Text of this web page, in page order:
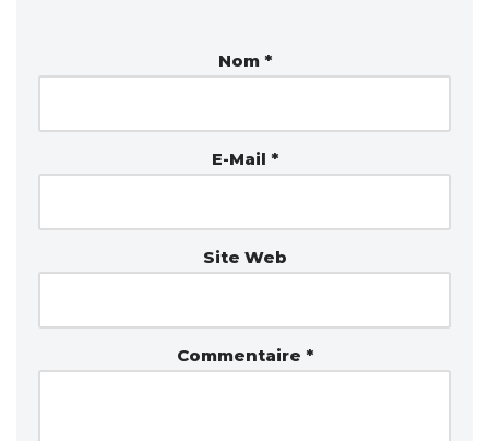
Nom *
E-Mail *
Site Web
Commentaire *